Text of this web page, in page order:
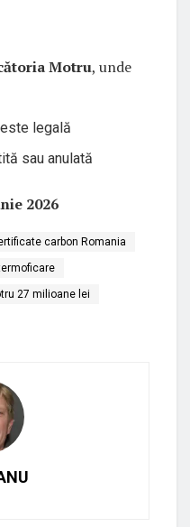
Motru, unde
legală
sau anulată
2026
carbon Romania
27 milioane lei